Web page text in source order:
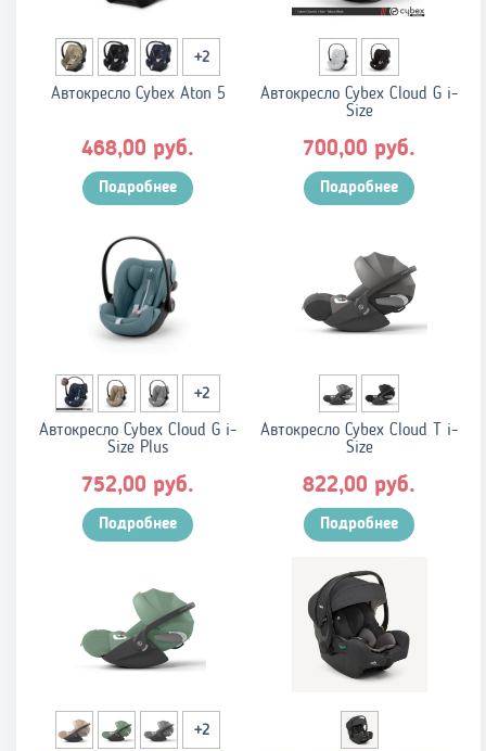
+2
Автокресло Cybex Aton 5
468,00 руб.
Подробнее
Автокресло Cybex Cloud G i-
Size
700,00 руб.
Подробнее
+2
Автокресло Cybex Cloud G i-
Size Plus
752,00 руб.
Подробнее
Автокресло Cybex Cloud T i-
Size
822,00 руб.
Подробнее
+2